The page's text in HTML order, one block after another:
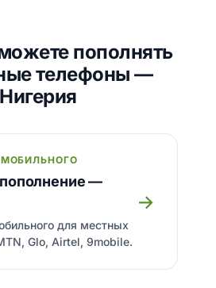
пополнять
телефоны —
Нигерия
—
для местных
Glo, Airtel, 9mobile.
→